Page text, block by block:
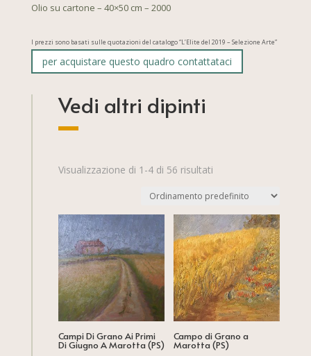
Olio su cartone – 40×50 cm – 2000
I prezzi sono basati sulle quotazioni del catalogo “L’Elite del 2019 – Selezione Arte”
per acquistare questo quadro contattataci
Vedi altri dipinti
Visualizzazione di 1-4 di 56 risultati
Campi Di Grano Ai Primi
Di Giugno A Marotta (PS)
Campo di Grano a
Marotta (PS)